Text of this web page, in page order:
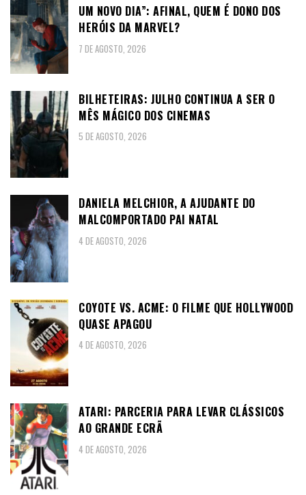
UM NOVO DIA”: AFINAL, QUEM É DONO DOS
HERÓIS DA MARVEL?
7 DE AGOSTO, 2026
BILHETEIRAS: JULHO CONTINUA A SER O
MÊS MÁGICO DOS CINEMAS
5 DE AGOSTO, 2026
DANIELA MELCHIOR, A AJUDANTE DO
MALCOMPORTADO PAI NATAL
4 DE AGOSTO, 2026
COYOTE VS. ACME: O FILME QUE HOLLYWOOD
QUASE APAGOU
4 DE AGOSTO, 2026
ATARI: PARCERIA PARA LEVAR CLÁSSICOS
AO GRANDE ECRÃ
4 DE AGOSTO, 2026